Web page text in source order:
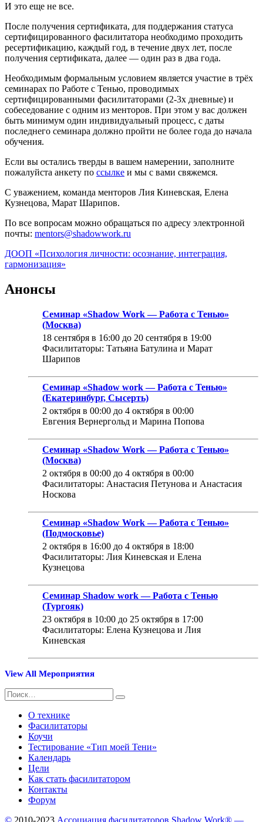
И это еще не все.
После получения сертификата, для поддержания статуса
сертифицированного фасилитатора необходимо проходить
ресертификацию, каждый год, в течение двух лет, после
получения сертификата, далее — один раз в два года.
Необходимым формальным условием является участие в трёх
семинарах по Работе с Тенью, проводимых
сертифицированными фасилитаторами (2-3х дневные) и
собеседование с одним из менторов. При этом у вас должен
быть минимум один индивидуальный процесс, с даты
последнего семинара должно пройти не более года до начала
обучения.
Если вы остались тверды в вашем намерении, заполните
пожалуйста анкету по ссылке и мы с вами свяжемся.
С уважением, команда менторов Лия Киневская, Елена
Кузнецова, Марат Шарипов.
По все вопросам можно обращаться по адресу электронной
почты: mentors@shadowwork.ru
ДООП «Психология личности: осознание, интеграция,
гармонизация»
Анонсы
Семинар «Shadow Work — Работа с Тенью»
(Москва)
18 сентября в 16:00 до 20 сентября в 19:00
Фасилитаторы: Татьяна Батулина и Марат
Шарипов
Семинар «Shadow work — Работа с Тенью»
(Екатеринбург, Сысерть)
2 октября в 00:00 до 4 октября в 00:00
Евгения Вернергольд и Марина Попова
Семинар «Shadow Work — Работа с Тенью»
(Москва)
2 октября в 00:00 до 4 октября в 00:00
Фасилитаторы: Анастасия Петунова и Анастасия
Носкова
Семинар «Shadow Work — Работа с Тенью»
(Подмосковье)
2 октября в 16:00 до 4 октября в 18:00
Фасилитаторы: Лия Киневская и Елена
Кузнецова
Семинар Shadow work — Работа с Тенью
(Тургояк)
23 октября в 10:00 до 25 октября в 17:00
Фасилитаторы: Елена Кузнецова и Лия
Киневская
View All Мероприятия
Искать:
Поиск
О технике
Фасилитаторы
Коучи
Тестирование «Тип моей Тени»
Календарь
Цели
Как стать фасилитатором
Контакты
Форум
© 2010-2023 Ассоциация фасилитаторов Shadow Work® —